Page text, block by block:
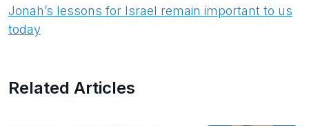
Jonah’s lessons for Israel remain important to us
today
Related Articles